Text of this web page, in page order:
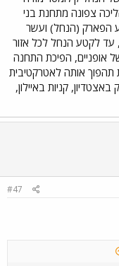
צפונה מתחנת בני
הפארק (הנחל) ועשר
עד לקטע הנחל לכל אזור
אופניים, הפיכת התחנה
אותה לאטרקטיבית
קניות באיילון,
#47